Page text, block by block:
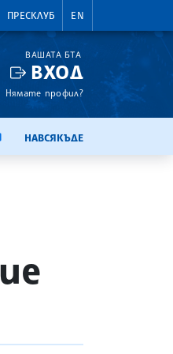
ПРЕСКЛУБ EN
ВАШАТА БТА
ВХОД
Нямате профил?
НАВСЯКЪДЕ